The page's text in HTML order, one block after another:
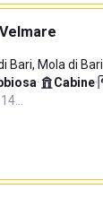
Bari, Mola di Bari
· Cabine·